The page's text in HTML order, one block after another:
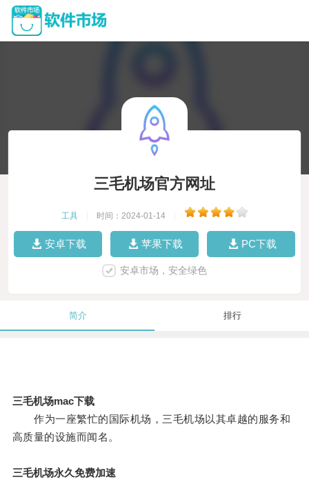
三毛机场官方网址
工具 时间：2024-01-14
安卓下载 苹果下载 PC下载
安卓市场，安全绿色
简介 排行
三毛机场mac下载
作为一座繁忙的国际机场，三毛机场以其卓越的服务和
高质量的设施而闻名。
三毛机场永久免费加速